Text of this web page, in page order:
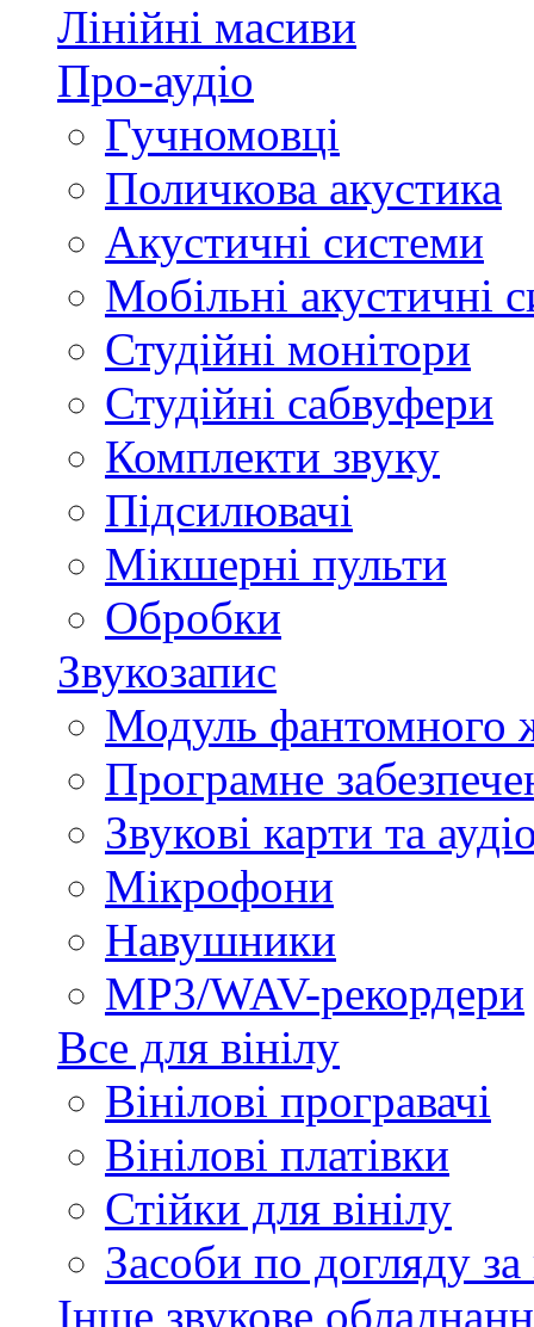
Лінійні масиви
Про-аудіо
Гучномовці
Поличкова акустика
Акустичні системи
Мобільні акустичні
Студійні монітори
Студійні сабвуфери
Комплекти звуку
Підсилювачі
Мікшерні пульти
Обробки
Звукозапис
Модуль фантомного
Програмне
Звукові карти та
Мікрофони
Навушники
MP3/WAV-рекордери
Все для вінілу
Вінілові програвачі
Вінілові платівки
Стійки для вінілу
Засоби по догляду за
Інше звукове